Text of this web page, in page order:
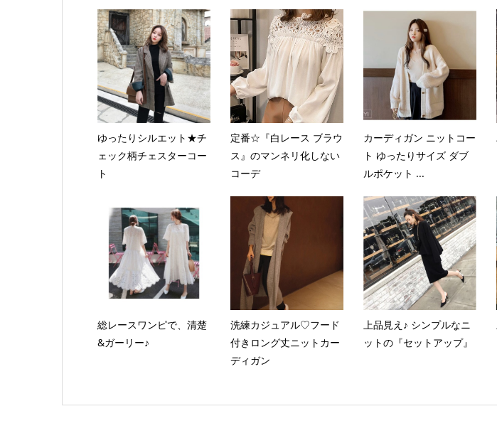
ゆったりシルエット★チ
ェック柄チェスターコー
ト
定番☆『白レース ブラウ
ス』のマンネリ化しない
コーデ
カーディガン ニットコー
ト ゆったりサイズ ダブ
ルポケット ...
総レースワンピで、清楚
&ガーリー♪
洗練カジュアル♡フード
付きロング丈ニットカー
ディガン
上品見え♪ シンプルなニ
ットの『セットアップ』